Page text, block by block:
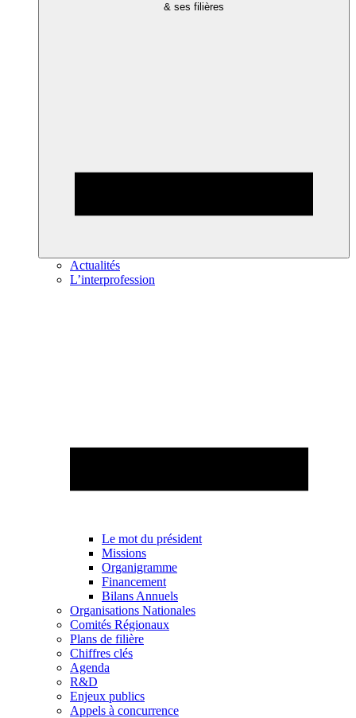
& ses filières
Actualités
L’interprofession
Le mot du président
Missions
Organigramme
Financement
Bilans Annuels
Organisations Nationales
Comités Régionaux
Plans de filière
Chiffres clés
Agenda
R&D
Enjeux publics
Appels à concurrence